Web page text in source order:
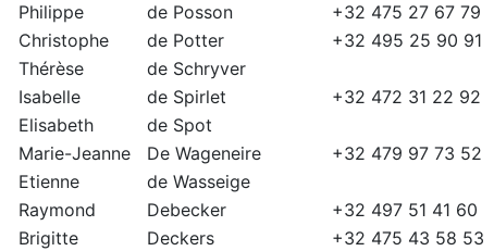
Philippe
de Posson
+32 475 27 67 79
Christophe
de Potter
+32 495 25 90 91
Thérèse
de Schryver
Isabelle
de Spirlet
+32 472 31 22 92
Elisabeth
de Spot
Marie-Jeanne
De Wageneire
+32 479 97 73 52
Etienne
de Wasseige
Raymond
Debecker
+32 497 51 41 60
Brigitte
Deckers
+32 475 43 58 53